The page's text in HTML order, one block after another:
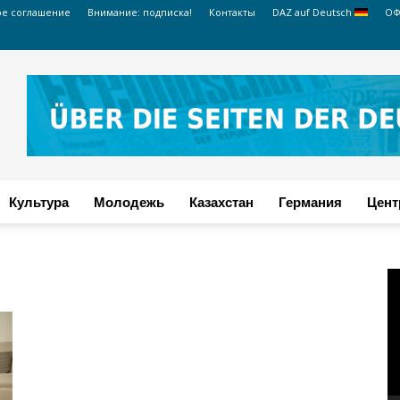
соглашение Внимание: подписка! Контакты DAZ auf Deutsch
Культура Молодежь Казахстан Германия